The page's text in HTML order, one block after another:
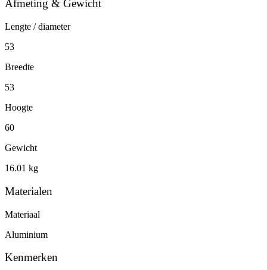
Afmeting & Gewicht
Lengte / diameter
53
Breedte
53
Hoogte
60
Gewicht
16.01 kg
Materialen
Materiaal
Aluminium
Kenmerken